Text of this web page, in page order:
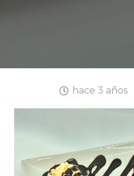
hace 3 años